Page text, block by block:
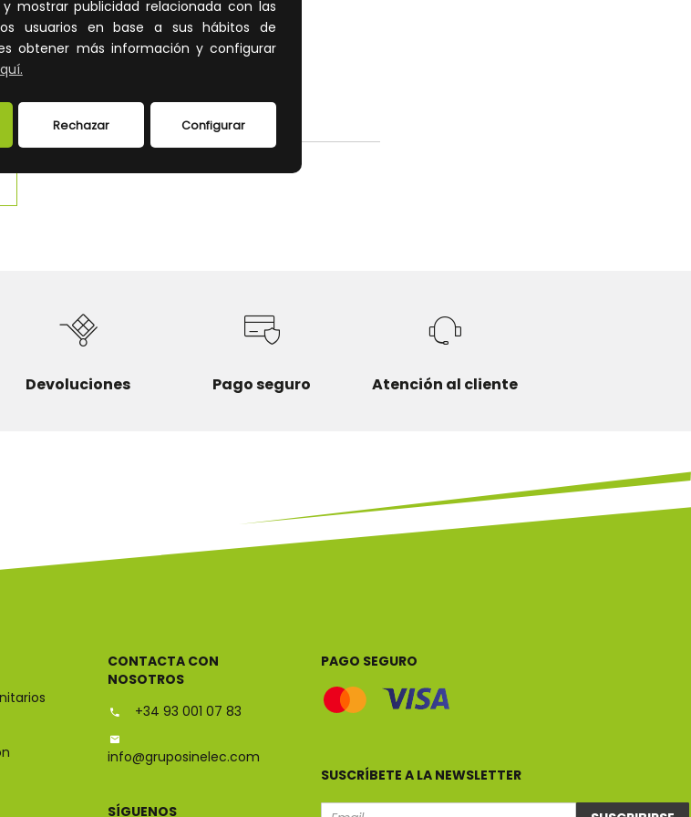
mostrar publicidad relacionada con las
usuarios en base a sus hábitos de
obtener más información y configurar
Configurar
Rechazar
AÑADIR A LA CESTA
al carrito y sigue el
de compra para
para profesionales.
Devoluciones Pago seguro Atención al cliente
CONTACTA CON
NOSOTROS
+34 93 001 07 83
info@gruposinelec.com
SÍGUENOS
PAGO SEGURO
SUSCRÍBETE A LA NEWSLETTER